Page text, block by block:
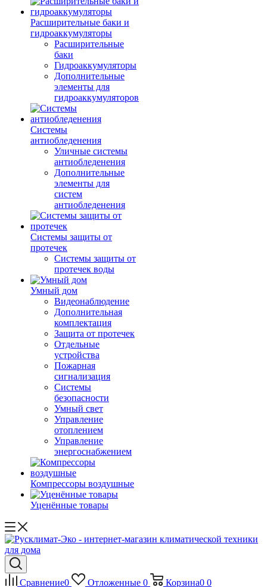
Расширительные баки и
гидроаккумуляторы
Расширительные
баки
Гидроаккумуляторы
Дополнительные
элементы для
гидроаккумуляторов
Системы
антиобледенения
Уличные системы
антиобледенения
Дополнительные
элементы для
систем
антиобледенения
Системы защиты от
протечек
Системы защиты от
протечек воды
Умный дом
Видеонаблюдение
Дополнительная
комплектация
Защита от протечек
Отдельные
устройства
Пожарная
сигнализация
Системы
безопасности
Умный свет
Управление
отоплением
Управление
энергоснабжением
Компрессоры воздушные
Уценённые товары
Сравнение0 Отложенные 0 Корзина0 0